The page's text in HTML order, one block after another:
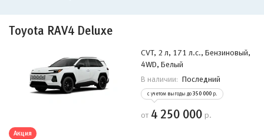
Toyota RAV4 Deluxe
CVT, 2 л, 171 л.с., Бензиновый,
4WD, Белый
В наличии: Последний
с учетом выгоды до 350 000 р.
от 4 250 000 р.
Акция